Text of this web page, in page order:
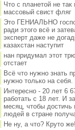
Что с планетой не
массовый свист фляг
Это ГЕНИАЛЬНО
ради этого всё и
эксперт даже не
казахстан наступит
нан придумал этот
отстает
Всё что нужно знать
нужно только на
Интересно - 20 лет 6
работать с 18 лет. И
месяц, чтобы достичь
людей в стране
Не ну, а что? Круто